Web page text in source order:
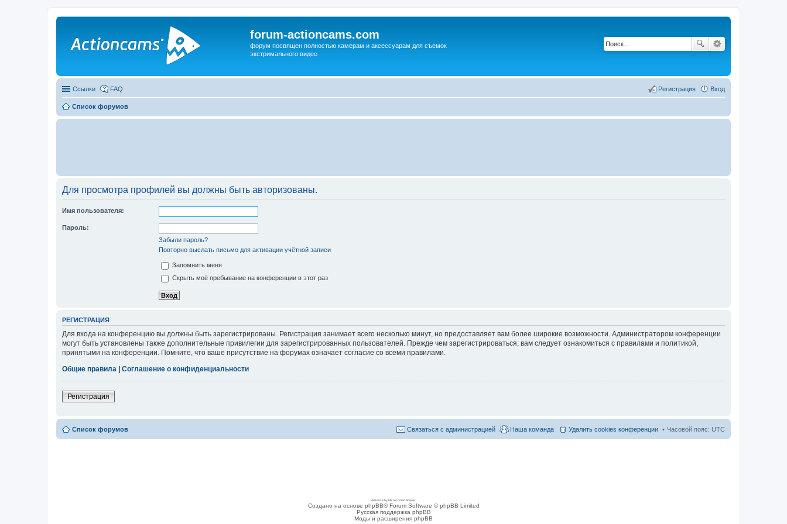
forum-actioncams.com
форум посвящен полностью камерам и аксессуарам для съемок
экстримального видео
Ссылки FAQ Вход
Регистрация
Список форумов
Для просмотра профилей вы должны быть авторизованы.
Имя пользователя:
Пароль:
Забыли пароль?
Повторно выслать письмо для активации учётной записи
Запомнить меня
Скрыть моё пребывание на конференции в этот раз
РЕГИСТРАЦИЯ
Для входа на конференцию вы должны быть зарегистрированы. Регистрация занимает всего несколько минут, но предоставляет вам более широкие возможности. Администратором конференции
могут быть установлены также дополнительные привилегии для зарегистрированных пользователей. Прежде чем зарегистрироваться, вам следует ознакомиться с правилами и политикой,
принятыми на конференции. Помните, что ваше присутствие на форумах означает согласие со всеми правилами.
Общие правила | Соглашение о конфиденциальности
Регистрация
Список форумов Часовой пояс: UTC
Удалить cookies конференции
Наша команда
Связаться с администрацией
Adsense by Microcosmo Acquari
Создано на основе phpBB® Forum Software © phpBB Limited
Русская поддержка phpBB
Моды и расширения phpBB